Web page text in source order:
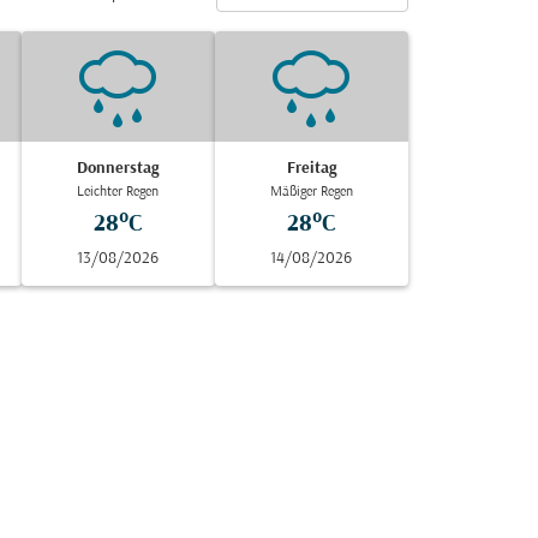
Donnerstag
Leichter Regen
28°C
13/08/2026
Freitag
Mäßiger Regen
28°C
14/08/2026